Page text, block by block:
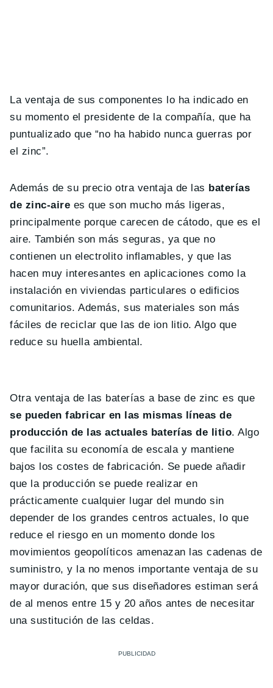
La ventaja de sus componentes lo ha indicado en
su momento el presidente de la compañía, que ha
puntualizado que “no ha habido nunca guerras por
el zinc”.
Además de su precio otra ventaja de las baterías
de zinc-aire es que son mucho más ligeras,
principalmente porque carecen de cátodo, que es el
aire. También son más seguras, ya que no
contienen un electrolito inflamables, y que las
hacen muy interesantes en aplicaciones como la
instalación en viviendas particulares o edificios
comunitarios. Además, sus materiales son más
fáciles de reciclar que las de ion litio. Algo que
reduce su huella ambiental.
Otra ventaja de las baterías a base de zinc es que
se pueden fabricar en las mismas líneas de
producción de las actuales baterías de litio. Algo
que facilita su economía de escala y mantiene
bajos los costes de fabricación. Se puede añadir
que la producción se puede realizar en
prácticamente cualquier lugar del mundo sin
depender de los grandes centros actuales, lo que
reduce el riesgo en un momento donde los
movimientos geopolíticos amenazan las cadenas de
suministro, y la no menos importante ventaja de su
mayor duración, que sus diseñadores estiman será
de al menos entre 15 y 20 años antes de necesitar
una sustitución de las celdas.